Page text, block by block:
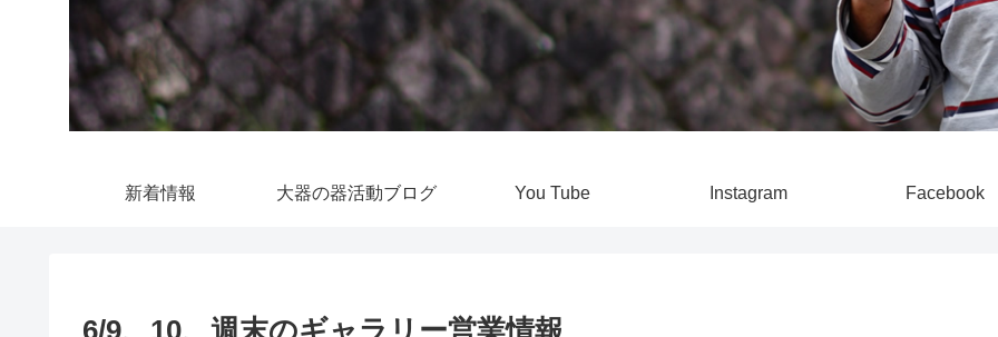
新着情報 大器の器活動ブログ You Tube Instagram Facebook
6/9、10、週末のギャラリー営業情報